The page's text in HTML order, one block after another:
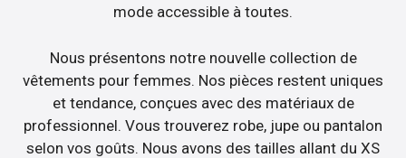
mode accessible à toutes.
Nous présentons notre nouvelle collection de
vêtements pour femmes. Nos pièces restent uniques
et tendance, conçues avec des matériaux de
professionnel. Vous trouverez robe, jupe ou pantalon
selon vos goûts. Nous avons des tailles allant du XS